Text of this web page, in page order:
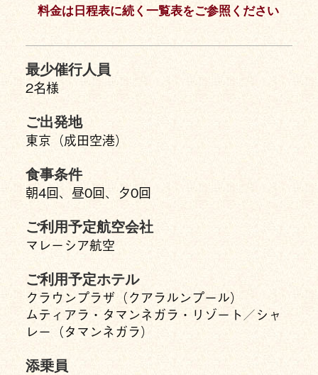
料金は日程表に続く一覧表をご参照ください
最少催行人員
2名様
ご出発地
東京（成田空港）
食事条件
朝4回、昼0回、夕0回
ご利用予定航空会社
マレーシア航空
ご利用予定ホテル
クラウンプラザ（クアラルンプール）
ムティアラ・タマンネガラ・リゾート／シャ
レー（タマンネガラ）
添乗員